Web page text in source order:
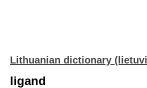
Lithuanian dictionary
ligand